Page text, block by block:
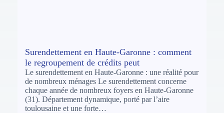
Surendettement en Haute-Garonne : comment
le regroupement de crédits peut
Le surendettement en Haute-Garonne : une réalité pour
de nombreux ménages Le surendettement concerne
chaque année de nombreux foyers en Haute-Garonne
(31). Département dynamique, porté par l’aire
toulousaine et une forte…